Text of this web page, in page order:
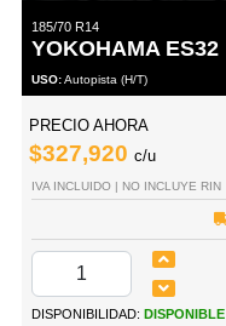
185/70 R14
YOKOHAMA ES32
USO:Autopista (H/T)
PRECIO AHORA
$327,920 c/u
IVA INCLUIDO | NO INCLUYE RIN
DISPONIBILIDAD: DISPONIBLE